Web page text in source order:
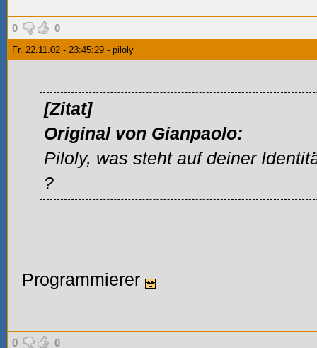
0 0
Fr. 22.11.02 - 23:45:29 - piloly
[Zitat]
Original von Gianpaolo:
Piloly, was steht auf deiner
?
Programmierer
0 0